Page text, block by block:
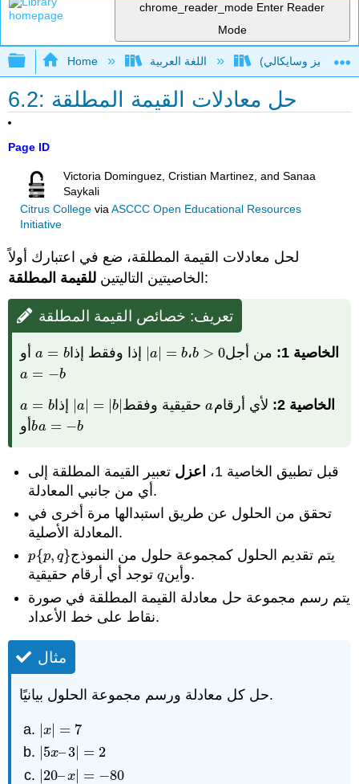
chrome_reader_mode Enter Reader
Mode
Expand/collapse global hierarchy
Home
6.2: حل معادلات القيمة المطلقة
Page ID
Victoria Dominguez, Cristian Martinez, and Sanaa
Saykali
Citrus Collegevia ASCCC Open Educational Resources
Initiative
لحل معادلات القيمة المطلقة، ضع في اعتبارك أولاً
الخاصيتين التاليتين للقيمة المطلقة :
تعريف: خصائص القيمة المطلقة
الخاصية 1: من أجل b > 0
b >0 ، a| = b
a| =b إذا وفقط إذا a = b
a =b أو
a = −b
a =− b
الخاصية 2:
لأي أرقامa
aحقيقية وفقط a| = b|
a| =|b | إذا a = b
a =b
أوb
ba = −b
a =− b
قبل تطبيق الخاصية 1، اعزل تعبير القيمة المطلقة إلى
أي من جانبي المعادلة.
تحقق من الحلول عن طريق استبدالها مرة أخرى في
المعادلة الأصلية.
يتم تقديم الحلول كمجموعة حلول من النموذج
{p, q}
{p,q}
p
p
وأينq
q
توجد أي أرقام حقيقية.
يتم رسم مجموعة حل معادلة القيمة المطلقة في صورة
نقاط على خط الأعداد.
مثال
حل كل معادلة ورسم مجموعة الحلول بيانيًا.
|x| = 7
|x| =7
5x–3 = 2
5x–3| =2
|20–x| = −80
20–x| =− 80